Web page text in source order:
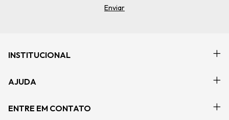
INSTITUCIONAL
AJUDA
ENTRE EM CONTATO